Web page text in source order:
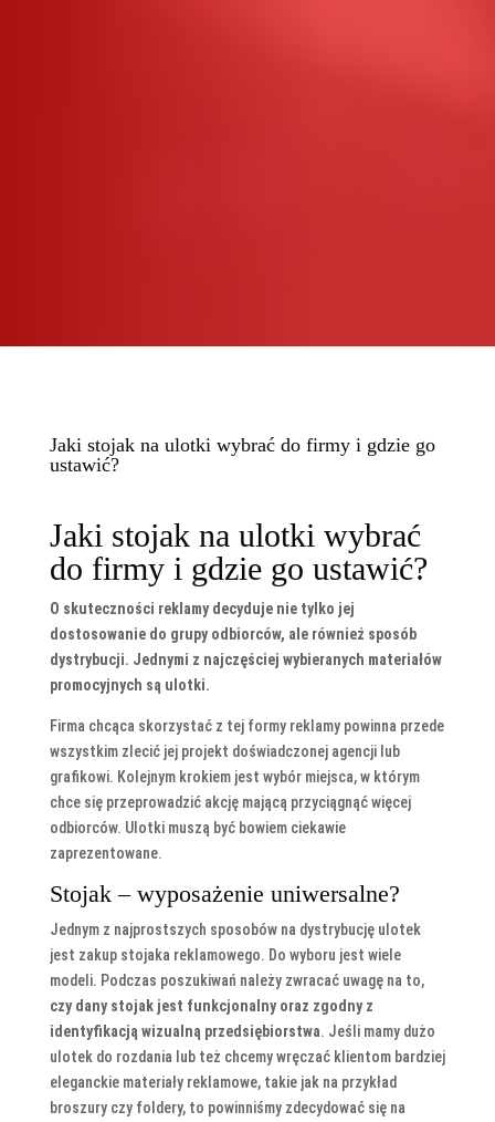
Jaki stojak na ulotki wybrać do firmy i gdzie go
ustawić?
Jaki stojak na ulotki wybrać
do firmy i gdzie go ustawić?
O skuteczności reklamy decyduje nie tylko jej
dostosowanie do grupy odbiorców, ale również sposób
dystrybucji. Jednymi z najczęściej wybieranych materiałów
promocyjnych są ulotki.
Firma chcąca skorzystać z tej formy reklamy powinna przede
wszystkim zlecić jej projekt doświadczonej agencji lub
grafikowi. Kolejnym krokiem jest wybór miejsca, w którym
chce się przeprowadzić akcję mającą przyciągnąć więcej
odbiorców. Ulotki muszą być bowiem ciekawie
zaprezentowane.
Stojak – wyposażenie uniwersalne?
Jednym z najprostszych sposobów na dystrybucję ulotek
jest zakup stojaka reklamowego. Do wyboru jest wiele
modeli. Podczas poszukiwań należy zwracać uwagę na to,
czy dany stojak jest funkcjonalny oraz zgodny z
identyfikacją wizualną przedsiębiorstwa. Jeśli mamy dużo
ulotek do rozdania lub też chcemy wręczać klientom bardziej
eleganckie materiały reklamowe, takie jak na przykład
broszury czy foldery, to powinniśmy zdecydować się na